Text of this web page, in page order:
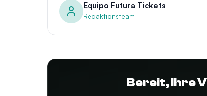
Equipo Futura Tickets
Redaktionsteam
Bereit, Ihre